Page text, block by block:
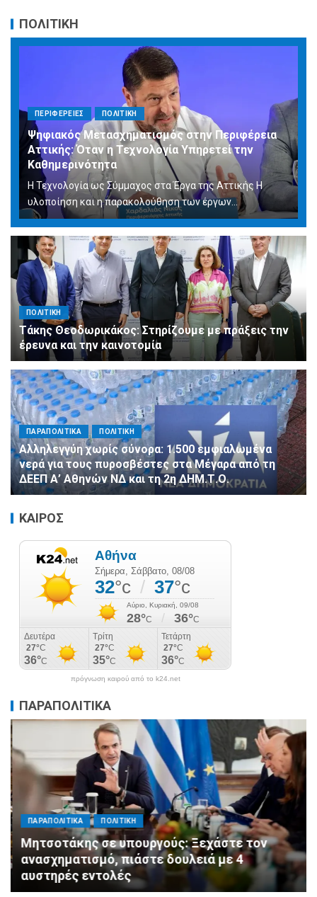
ΠΟΛΙΤΙΚΗ
ΠΕΡΙΦΕΡΕΙΕΣ ΠΟΛΙΤΙΚΗ
Ψηφιακός Μετασχηματισμός στην Περιφέρεια
Αττικής: Όταν η Τεχνολογία Υπηρετεί την
Καθημερινότητα
Η Τεχνολογία ως Σύμμαχος στα Έργα της Αττικής Η
υλοποίηση και η παρακολούθηση των έργων...
ΠΟΛΙΤΙΚΗ
Τάκης Θεοδωρικάκος: Στηρίζουμε με πράξεις την
έρευνα και την καινοτομία
ΠΑΡΑΠΟΛΙΤΙΚΑ ΠΟΛΙΤΙΚΗ
Αλληλεγγύη χωρίς σύνορα: 1.500 εμφιαλωμένα
νερά για τους πυροσβέστες στα Μέγαρα από τη
ΔΕΕΠ Α’ Αθηνών ΝΔ και τη 2η ΔΗΜ.Τ.Ο.
ΚΑΙΡΟΣ
πρόγνωση καιρού από το k24.net
ΠΑΡΑΠΟΛΙΤΙΚΑ
ΠΑΡΑΠΟΛΙΤΙΚΑ ΠΟΛΙΤΙΚΗ
Μητσοτάκης σε υπουργούς: Ξεχάστε τον
ανασχηματισμό, πιάστε δουλειά με 4
αυστηρές εντολές